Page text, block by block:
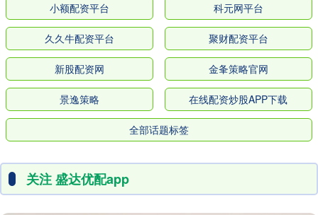
小额配资平台 科元网平台
久久牛配资平台 聚财配资平台
新股配资网 金夆策略官网
景逸策略 在线配资炒股APP下载
全部话题标签
关注 盛达优配app